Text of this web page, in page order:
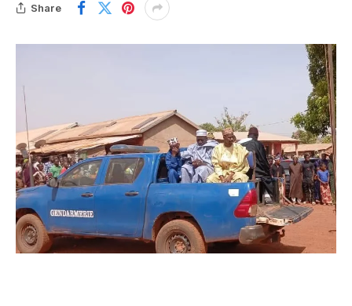
Share